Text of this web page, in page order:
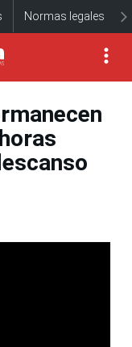
Normas legales